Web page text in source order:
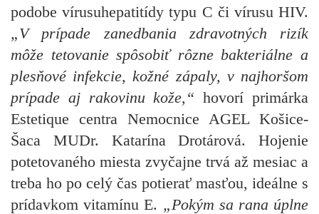
podobe vírusuhepatitídy typu C či vírusu HIV.
„V prípade zanedbania zdravotných rizík
môže tetovanie spôsobiť rôzne bakteriálne a
plesňové infekcie, kožné zápaly, v najhoršom
prípade aj rakovinu kože,“ hovorí primárka
Estetique centra Nemocnice AGEL Košice-
Šaca MUDr. Katarína Drotárová. Hojenie
potetovaného miesta zvyčajne trvá až mesiac a
treba ho po celý čas potierať masťou, ideálne s
prídavkom vitamínu E. „Pokým sa rana úplne